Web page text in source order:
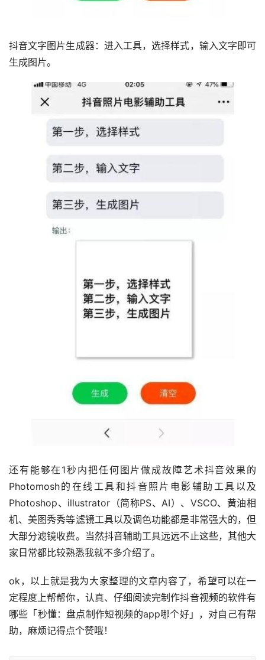
抖音文字图片生成器：进入工具，选择样式，输入文字即可
生成图片。
还有能够在1秒内把任何图片做成故障艺术抖音效果的
Photomosh的在线工具和抖音照片电影辅助工具以及
Photoshop、illustrator（简称PS、AI）、VSCO、黄油相
机、美图秀秀等滤镜工具以及调色功能都是非常强大的，但
大部分滤镜收费。当然抖音辅助工具远远不止这些，其他大
家日常都比较熟悉我就不多介绍了。
ok，以上就是我为大家整理的文章内容了，希望可以在一
定程度上帮帮你，认真、仔细阅读完制作抖音视频的软件有
哪些「秒懂：盘点制作短视频的app哪个好」，对自己有帮
助，麻烦记得点个赞哦！